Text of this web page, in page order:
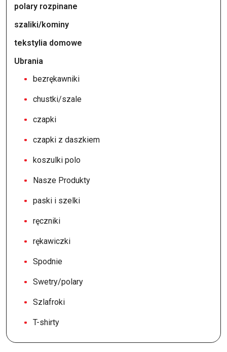
polary rozpinane
szaliki/kominy
tekstylia domowe
Ubrania
bezrękawniki
chustki/szale
czapki
czapki z daszkiem
koszulki polo
Nasze Produkty
paski i szelki
ręczniki
rękawiczki
Spodnie
Swetry/polary
Szlafroki
T-shirty